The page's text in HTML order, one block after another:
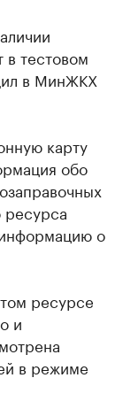
в тестовом
в МинЖКХ
карту
обо
о
ресурсе
и
в режиме